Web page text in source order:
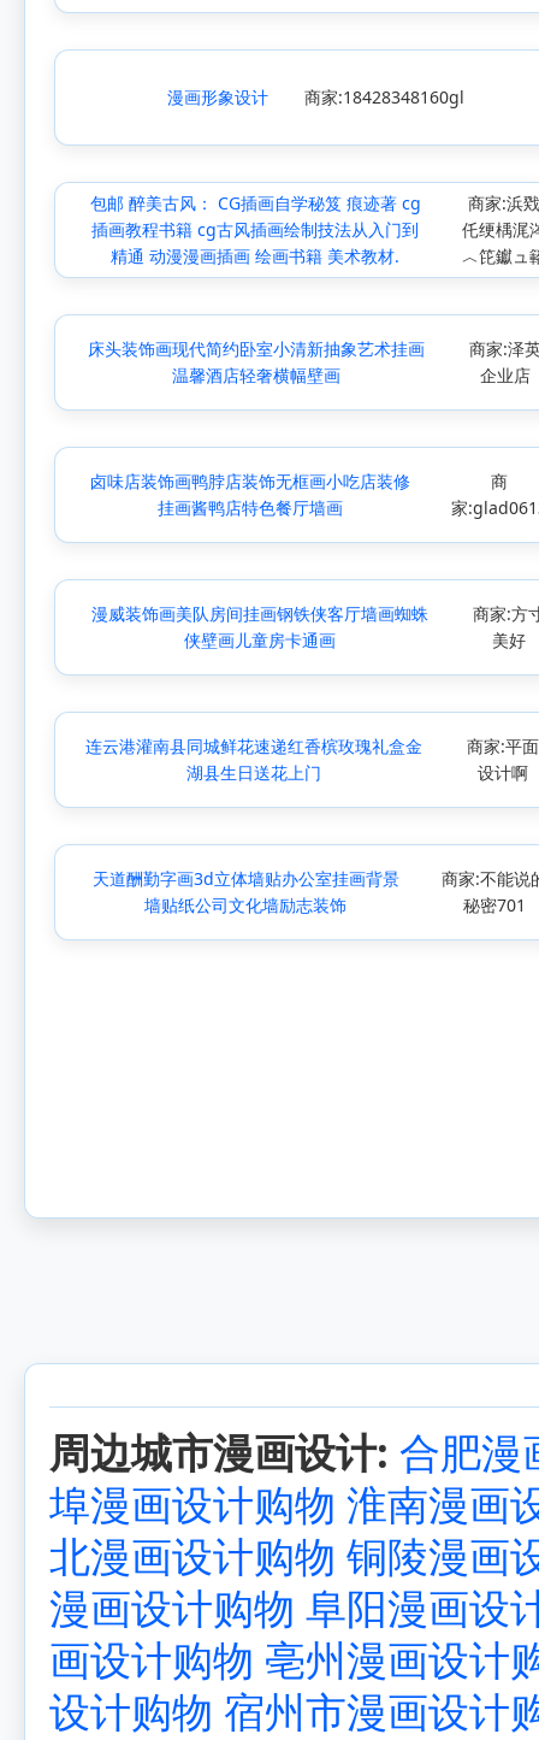
漫画形象设计 商家:18428348160gl
包邮 醉美古风： CG插画自学秘笈 痕迹著 cg
插画教程书籍 cg古风插画绘制技法从入门到
精通 动漫漫画插画 绘画书籍 美术教材.
商家:浜
仛绠楀浘
︿笓钀ュ
床头装饰画现代简约卧室小清新抽象艺术挂画
温馨酒店轻奢横幅壁画
商家:泽
企业店
卤味店装饰画鸭脖店装饰无框画小吃店装修
挂画酱鸭店特色餐厅墙画
商
家
漫威装饰画美队房间挂画钢铁侠客厅墙画蜘蛛
侠壁画儿童房卡通画
商家:方
美好
连云港灌南县同城鲜花速递红香槟玫瑰礼盒金
湖县生日送花上门
商家:平面
设计啊
天道酬勤字画3d立体墙贴办公室挂画背景
墙贴纸公司文化墙励志装饰
商家:不能说
秘密701
周边城市漫画设计: 合肥漫
埠漫画设计购物 淮南漫画
北漫画设计购物 铜陵漫画
漫画设计购物 阜阳漫画设
画设计购物 亳州漫画设计
设计购物 宿州市漫画设计